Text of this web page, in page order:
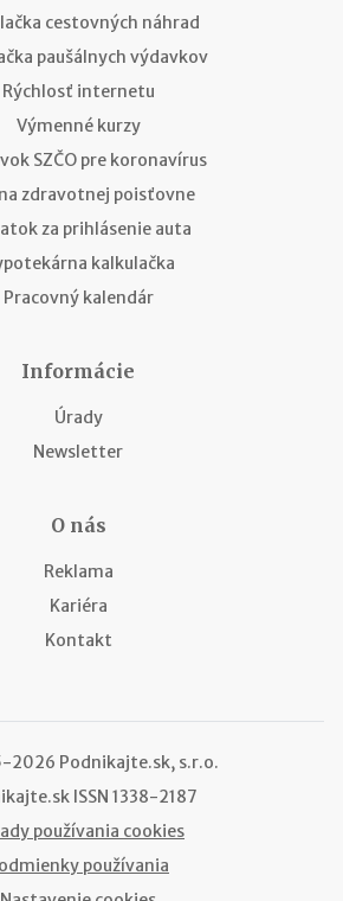
cestovných náhrad
paušálnych výdavkov
Rýchlosť internetu
Výmenné kurzy
SZČO pre koronavírus
zdravotnej poisťovne
za prihlásenie auta
kalkulačka
Pracovný kalendár
Informácie
Úrady
Newsletter
O nás
Reklama
Kariéra
Kontakt
Podnikajte.sk, s.r.o.
ISSN 1338-2187
používania cookies
používania